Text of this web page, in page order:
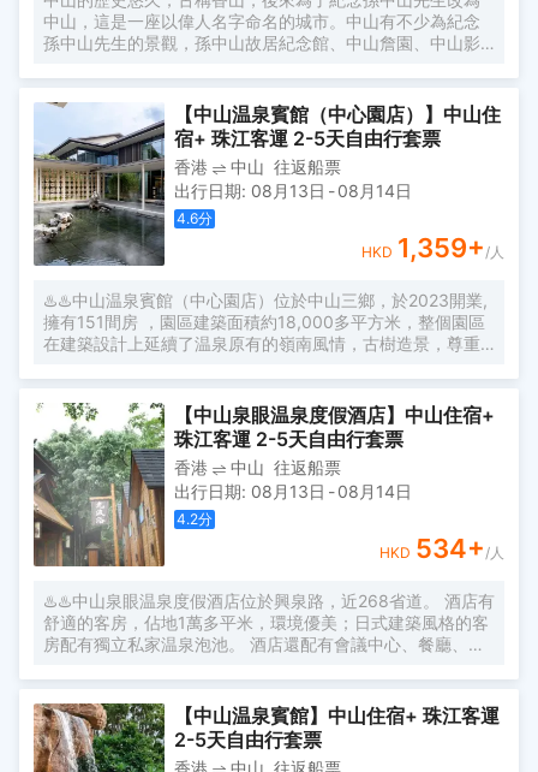
中山，這是一座以偉人名字命名的城市。中山有不少為紀念
孫中山先生的景觀，孫中山故居紀念館、中山詹園、中山影
攝影愛好者前往拍照。中山南郊的長江水世界是親子遊的好
地方，著各種水上遊樂設施和水療項目，感受清涼。情侶們
則可以前往幻彩摩天輪，和心愛的人在輪頂欣賞中山的無敵
夜景。 作為孫中山的故鄉，這裡有很多紀念孫中山先生的景
觀，孫中山故居、中山城、岐江公園等都可以找到孫中山的
遺跡。同時這裡也充滿山清水秀的田園風光，古樸幽靜的中
山詹園，可以眺望城市全景的紫馬嶺公園，擁有美麗海景田
園風光的崖口村，可以一覽秀麗的南粵風光。
【中山温泉賓館（中心園店）】中山住
宿+ 珠江客運 2-5天自由行套票
香港 中山 往返船票
出行日期: 08月13日 -08月14日
4.6分
HKD 1,359+ /人
♨️♨️中山温泉賓館（中心園店）位於中山三鄉，於2023開業,
擁有151間房 ，園區建築面積約18,000多平方米，整個園區
在建築設計上延續了温泉原有的嶺南風情，古樹造景，尊重
館讓我深深的感受到心曠神怡
【中山泉眼温泉度假酒店】中山住宿+
珠江客運 2-5天自由行套票
香港 中山 往返船票
出行日期: 08月13日 -08月14日
4.2分
HKD 534+ /人
♨️♨️中山泉眼温泉度假酒店位於興泉路，近268省道。 酒店有
舒適的客房，佔地1萬多平米，環境優美；日式建築風格的客
房配有獨立私家温泉泡池。 酒店還配有會議中心、餐廳、多
等）。 温泉區設有匯聚各類風格的温泉浴池50餘個，其中主
水區有泉眼神湯泉中泉大浴池一個，各種特色小池有魚療
池、熱石板浴等，還有中藥谷的陳皮池、木爪池、檸檬池。
更有設計新穎的温泉瀑布、果味幹蒸、中藥浴濕蒸、自生汗
【中山温泉賓館】中山住宿+ 珠江客運
2-5天自由行套票
香港 中山 往返船票